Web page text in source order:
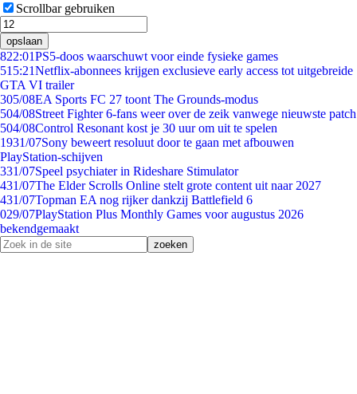
Scrollbar gebruiken
opslaan
822:01PS5-doos waarschuwt voor einde fysieke games
515:21Netflix-abonnees krijgen exclusieve early access tot uitgebreide
GTA VI trailer
305/08EA Sports FC 27 toont The Grounds-modus
504/08Street Fighter 6-fans weer over de zeik vanwege nieuwste patch
504/08Control Resonant kost je 30 uur om uit te spelen
1931/07Sony beweert resoluut door te gaan met afbouwen
PlayStation-schijven
331/07Speel psychiater in Rideshare Stimulator
431/07The Elder Scrolls Online stelt grote content uit naar 2027
431/07Topman EA nog rijker dankzij Battlefield 6
029/07PlayStation Plus Monthly Games voor augustus 2026
bekendgemaakt